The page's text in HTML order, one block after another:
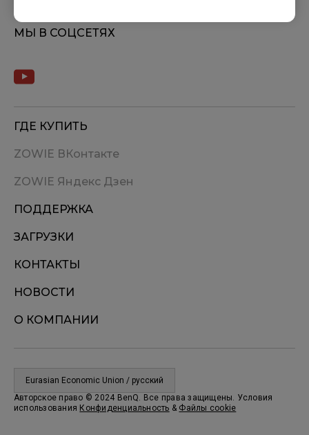
МЫ В СОЦСЕТЯХ
ГДЕ КУПИТЬ
ZOWIE ВКонтакте
ZOWIE Яндекс Дзен
ПОДДЕРЖКА
ЗАГРУЗКИ
КОНТАКТЫ
НОВОСТИ
О КОМПАНИИ
Eurasian Economic Union / русский
Авторское право © 2024 BenQ. Все права защищены. Условия
использования Конфиденциальность & Файлы cookie